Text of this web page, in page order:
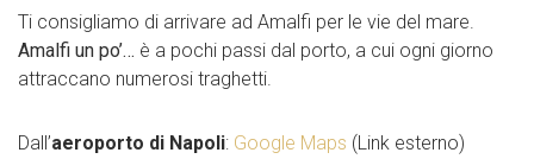
Ti consigliamo di arrivare ad Amalfi per le vie del mare.
Amalfi un po’… è a pochi passi dal porto, a cui ogni giorno
attraccano numerosi traghetti.
Dall’aeroporto di Napoli: Google Maps (Link esterno)